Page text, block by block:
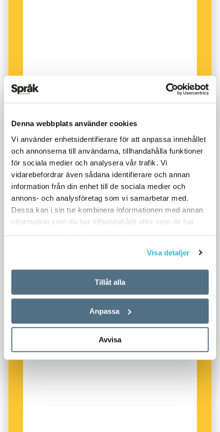
Denna webbplats använder cookies
Vi använder enhetsidentifierare för att anpassa innehållet
och annonserna till användarna, tillhandahålla funktioner
för sociala medier och analysera vår trafik. Vi
vidarebefordrar även sådana identifierare och annan
information från din enhet till de sociala medier och
annons- och analysföretag som vi samarbetar med.
Dessa kan i sin tur kombinera informationen med annan
information som du har tillhandahållit eller som de har
samlat in när du har använt deras tjänster.
Visa detaljer
Tillåt alla
Anpassa
Avvisa
av sig. Bidragen flödade in från Sydafrika,
Nepal, Australien, Tyskland och flera andra
länder. Folk ville namnge gator efter sina barn,
ett musikband.
Projektet avslutades 2011. Då hade man samlat
ihop 25 000 euro.